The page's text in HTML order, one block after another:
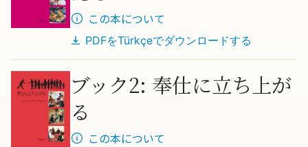
この本について
PDFをTürkçeでダウンロードする
ブック2: 奉仕に立ち上が
る
この本について